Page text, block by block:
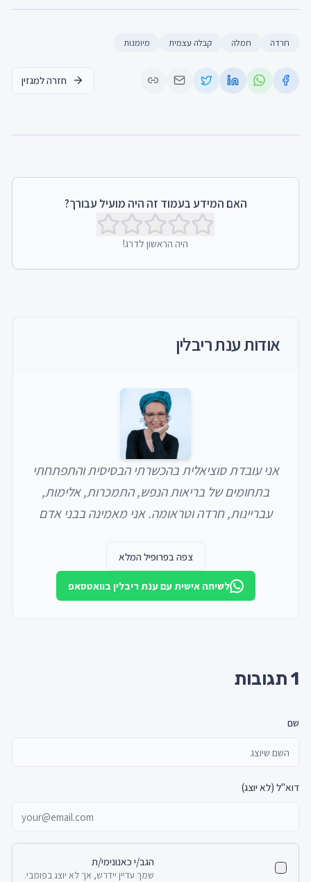
חרדה חמלה קבלה עצמית מיומנות
חזרה למגזין
האם המידע בעמוד זה היה מועיל עבורך?
היה הראשון לדרג!
אודותענת ריבלין
אני עובדת סוציאלית בהכשרתי הבסיסית והתפתחתי
בתחומים של בריאות הנפש, התמכרות, אלימות,
עבריינות, חרדה וטראומה. אני מאמינה בבני אדם
ביותר. עבדתי עם מגוון מצבים אנושיים ואני מאמינה
בכל ליבי בכוחה של החמלה ככלי מרפא, לכן בחרתי
לטפל ב EMDR . שם אני רואה כיצד תהליכי עיבוד
צפה בפרופיל המלא
לשיחה אישית עם ענת ריבליןבוואטסאפ
1 תגובות
שם
דוא"ל (לא יוצג)
הגב/י כאנונימי/ת
שמך עדיין יידרש, אך לא יוצג בפומבי.